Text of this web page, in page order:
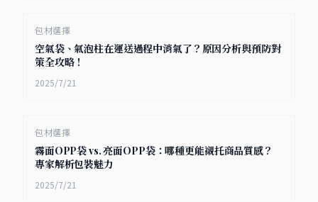
包材選擇
空氣袋、氣泡柱在運送過程中消氣了？原因分析與預防對
策全攻略！
2025/7/21
包材選擇
霧面OPP袋 vs. 亮面OPP袋：哪種更能襯托商品質感？
專家解析包裝魅力
2025/7/21